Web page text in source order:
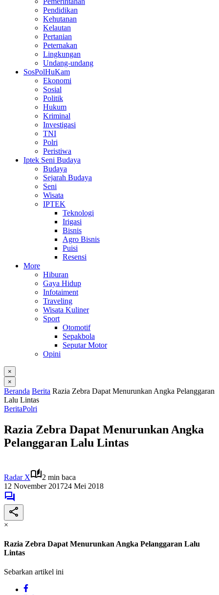
Pendidikan
Kehutanan
Kelautan
Pertanian
Peternakan
Lingkungan
Undang-undang
SosPolHuKam
Ekonomi
Sosial
Politik
Hukum
Kriminal
Investigasi
TNI
Polri
Peristiwa
Iptek Seni Budaya
Budaya
Sejarah Budaya
Seni
Wisata
IPTEK
Teknologi
Irigasi
Bisnis
Agro Bisnis
Puisi
Resensi
More
Hiburan
Gaya Hidup
Infotaiment
Traveling
Wisata Kuliner
Sport
Otomotif
Sepakbola
Seputar Motor
Opini
×
×
Beranda Berita Razia Zebra Dapat Menurunkan Angka Pelanggaran
Lalu Lintas
BeritaPolri
Razia Zebra Dapat Menurunkan Angka
Pelanggaran Lalu Lintas
Radar X
2 min baca
12 November 201724 Mei 2018
×
Razia Zebra Dapat Menurunkan Angka Pelanggaran Lalu
Lintas
Sebarkan artikel ini